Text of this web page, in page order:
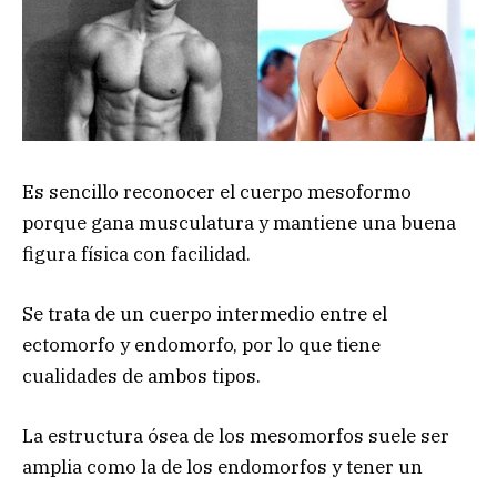
Es sencillo reconocer el cuerpo mesoformo
porque gana musculatura y mantiene una buena
figura física con facilidad.
Se trata de un cuerpo intermedio entre el
ectomorfo y endomorfo, por lo que tiene
cualidades de ambos tipos.
La estructura ósea de los mesomorfos suele ser
amplia como la de los endomorfos y tener un